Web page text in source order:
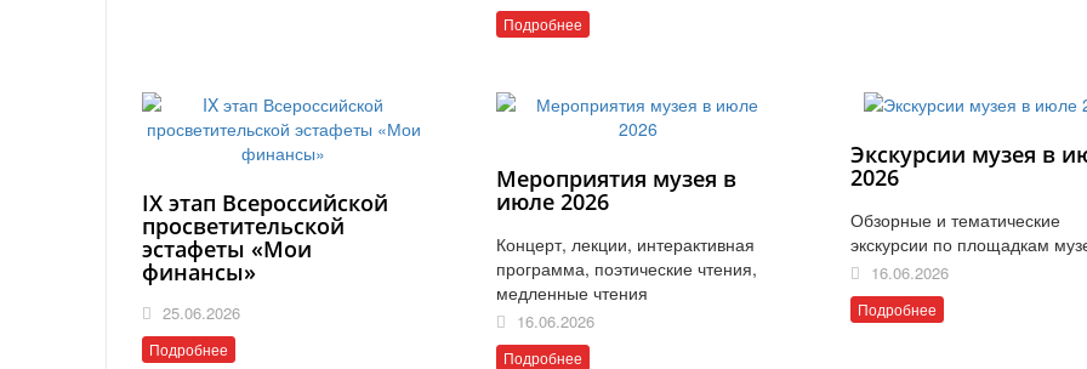
Подробнее
IX этап Всероссийской
просветительской
эстафеты «Мои
финансы»
25.06.2026
Подробнее
Мероприятия музея в
июле 2026
Концерт, лекции, интерактивная
программа, поэтические чтения,
медленные чтения
16.06.2026
Подробнее
Экскурсии музея в
2026
Обзорные и тематические
экскурсии по площадкам
16.06.2026
Подробнее